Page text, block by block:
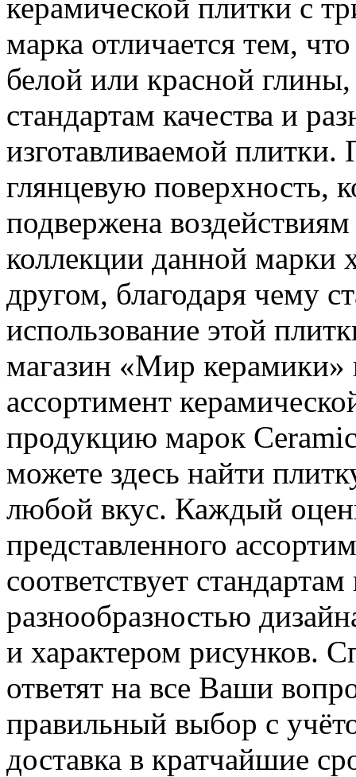
керамической плитки с
марка отличается тем,
белой или красной
стандартам качества и
изготавливаемой
глянцевую поверхность,
подвержена
коллекции данной марки
другом, благодаря чему
использование этой
магазин «Мир керамики»
ассортимент
продукцию марок
можете здесь найти
любой вкус. Каждый
представленного
соответствует
разнообразностью
и характером рисунков.
ответят на все Ваши
правильный выбор с
доставка в кратчайшие